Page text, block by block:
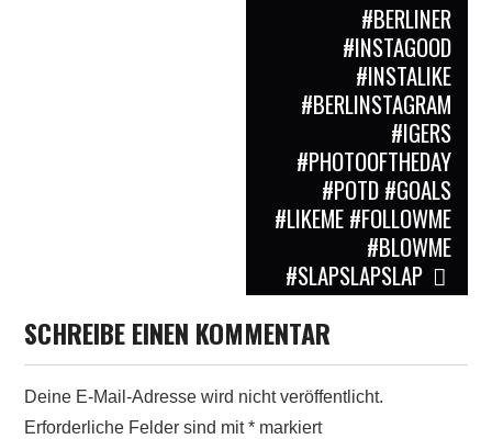
#BERLINER
#INSTAGOOD
#INSTALIKE
#BERLINSTAGRAM
#IGERS
#PHOTOOFTHEDAY
#POTD #GOALS
#LIKEME #FOLLOWME
#BLOWME
#SLAPSLAPSLAP
SCHREIBE EINEN KOMMENTAR
Deine E-Mail-Adresse wird nicht veröffentlicht.
Erforderliche Felder sind mit* markiert